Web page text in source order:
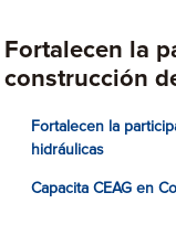
Fortalecen la
construcción
Fortalecen la
hidráulicas
Capacita CEAG en